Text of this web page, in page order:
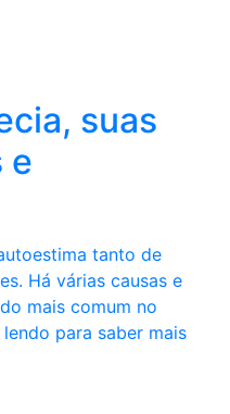
suas
e
tanto de
Há várias causas e
mais comum no
para saber mais